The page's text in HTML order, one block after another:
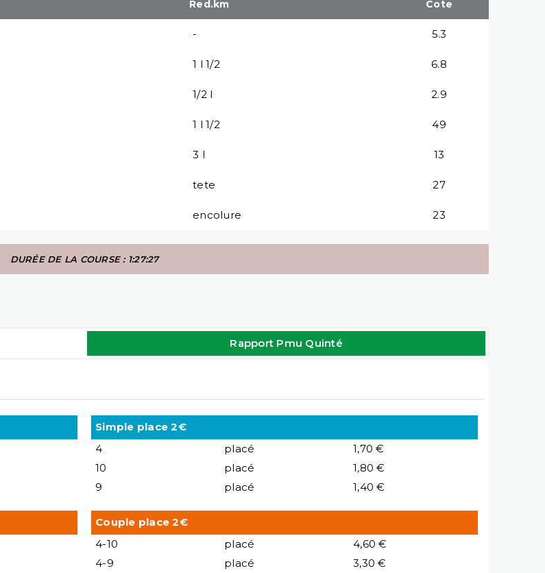
Red.km Cote
- 5.3
1 l 1/2 6.8
1/2 l 2.9
1 l 1/2 49
3 l 13
tete 27
encolure 23
DURÉE DE LA COURSE : 1:27:27
Rapport Pmu Quinté
Simple place 2€
4
placé
1,70 €
10
placé
1,80 €
9
placé 1,40 €
Couple place 2€
4-10
placé
4,60 €
4-9
placé
3,30 €